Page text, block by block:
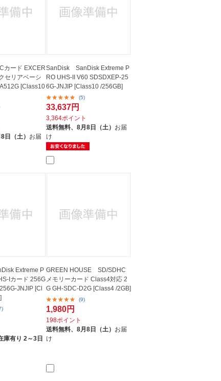
カード EXCER
セリアベーシ
[Class10
日（土） お届
SanDisk SanDisk Extreme P
RO UHS-II V60 SDSDXEP-25
6G-JNJIP [Class10 /256GB]
(5)
33,637円
3,364ポイント
送料無料、 8月8日（土） お届
け
Extreme P
Iカード 256G
JNJIP [Cl
庫有り 2～3日
GREEN HOUSE SD/SDHC
メモリーカード Class4対応 2
G GH-SDC-D2G [Class4 /2GB]
(9)
1,980円
198ポイント
送料無料、 8月8日（土） お届
け